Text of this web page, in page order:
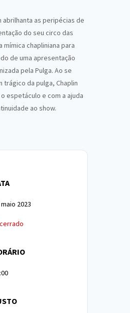
abrilhanta as peripécias de
do seu circo das
mímica chapliniana para
de uma apresentação
pela Pulga. Ao se
trágico da pulga, Chaplin
espetáculo e com a ajuda
ao show.
2023